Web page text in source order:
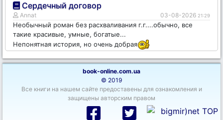
Сердечный договор
Annat 03-08-2026 21:29
Необычный роман без расхваливания г.г....обычно, все
такие красивые, умные, богатые...
Непонятная история, но очень добрая
book-online.com.ua
© 2019
Все книги на нашем сайте предоставены для ознакомления и
защищены авторским правом